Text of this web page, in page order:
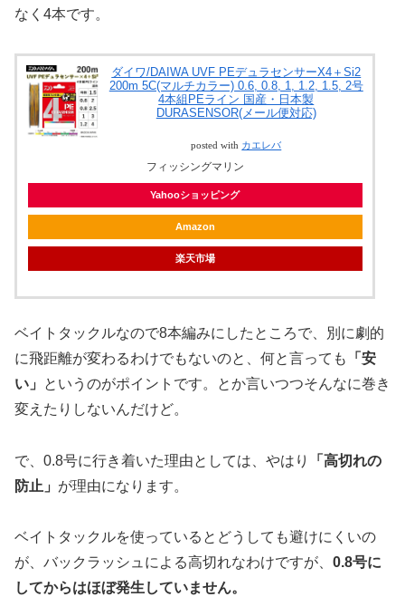
なく4本です。
ダイワ/DAIWA UVF PEデュラセンサーX4＋Si2
200m 5C(マルチカラー) 0.6, 0.8, 1, 1.2, 1.5, 2号
4本組PEライン 国産・日本製
DURASENSOR(メール便対応)
posted with カエレバ
フィッシングマリン
Yahooショッピング
Amazon
楽天市場
ベイトタックルなので8本編みにしたところで、別に劇的
に飛距離が変わるわけでもないのと、何と言っても
「安
い」
というのがポイントです。とか言いつつそんなに巻き
変えたりしないんだけど。
で、0.8号に行き着いた理由としては、やはり
「高切れの
防止」 が理由になります。
ベイトタックルを使っているとどうしても避けにくいの
が、バックラッシュによる高切れなわけですが、 0.8号に
してからはほぼ発生していません。